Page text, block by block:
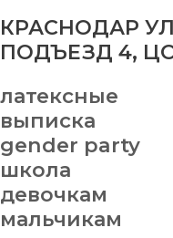
КРАСНОДАР
ПОДЪЕЗД 4,
латексные
выписка
gender party
школа
девочкам
мальчикам